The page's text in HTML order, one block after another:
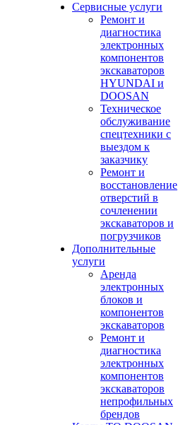
Сервисные услуги
Ремонт и
диагностика
электронных
компонентов
экскаваторов
HYUNDAI и
DOOSAN
Техническое
обслуживание
спецтехники с
выездом к
заказчику
Ремонт и
восстановление
отверстий в
сочленении
экскаваторов и
погрузчиков
Дополнительные
услуги
Аренда
электронных
блоков и
компонентов
экскаваторов
Ремонт и
диагностика
электронных
компонентов
экскаваторов
непрофильных
брендов